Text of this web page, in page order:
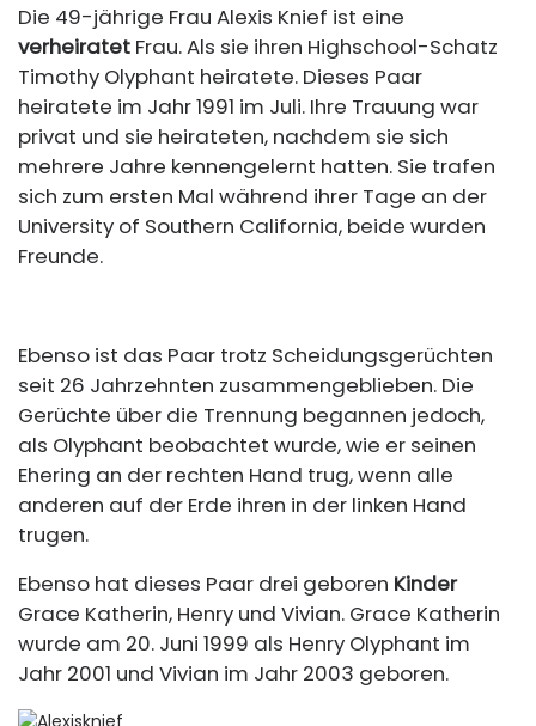
Die 49-jährige Frau Alexis Knief ist eine
verheiratet Frau. Als sie ihren Highschool-Schatz
Timothy Olyphant heiratete. Dieses Paar
heiratete im Jahr 1991 im Juli. Ihre Trauung war
privat und sie heirateten, nachdem sie sich
mehrere Jahre kennengelernt hatten. Sie trafen
sich zum ersten Mal während ihrer Tage an der
University of Southern California, beide wurden
Freunde.
Ebenso ist das Paar trotz Scheidungsgerüchten
seit 26 Jahrzehnten zusammengeblieben. Die
Gerüchte über die Trennung begannen jedoch,
als Olyphant beobachtet wurde, wie er seinen
Ehering an der rechten Hand trug, wenn alle
anderen auf der Erde ihren in der linken Hand
trugen.
Ebenso hat dieses Paar drei geboren Kinder
Grace Katherin, Henry und Vivian. Grace Katherin
wurde am 20. Juni 1999 als Henry Olyphant im
Jahr 2001 und Vivian im Jahr 2003 geboren.